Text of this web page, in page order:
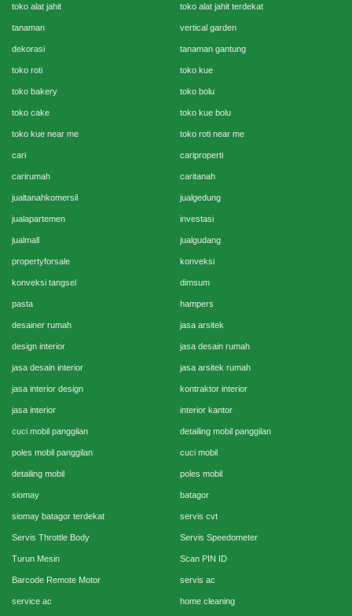
toko alat jahit toko alat jahit terdekat
tanaman vertical garden
dekorasi tanaman gantung
toko roti toko kue
toko bakery toko bolu
toko cake toko kue bolu
toko kue near me toko roti near me
cari cariproperti
carirumah caritanah
jualtanahkomersil jualgedung
jualapartemen investasi
jualmall jualgudang
propertyforsale konveksi
konveksi tangsel dimsum
pasta hampers
desainer rumah jasa arsitek
design interior jasa desain rumah
jasa desain interior jasa arsitek rumah
jasa interior design kontraktor interior
jasa interior interior kantor
cuci mobil panggilan detailing mobil panggilan
poles mobil panggilan cuci mobil
detailing mobil poles mobil
siomay batagor
siomay batagor terdekat servis cvt
Servis Throttle Body Servis Speedometer
Turun Mesin Scan PIN ID
Barcode Remote Motor servis ac
service ac home cleaning